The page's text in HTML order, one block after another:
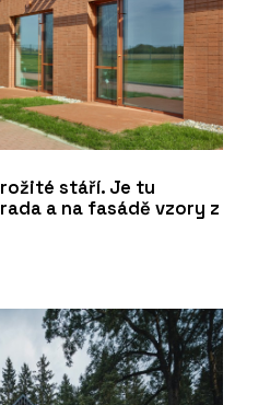
stáří. Je tu
a na fasádě vzory z